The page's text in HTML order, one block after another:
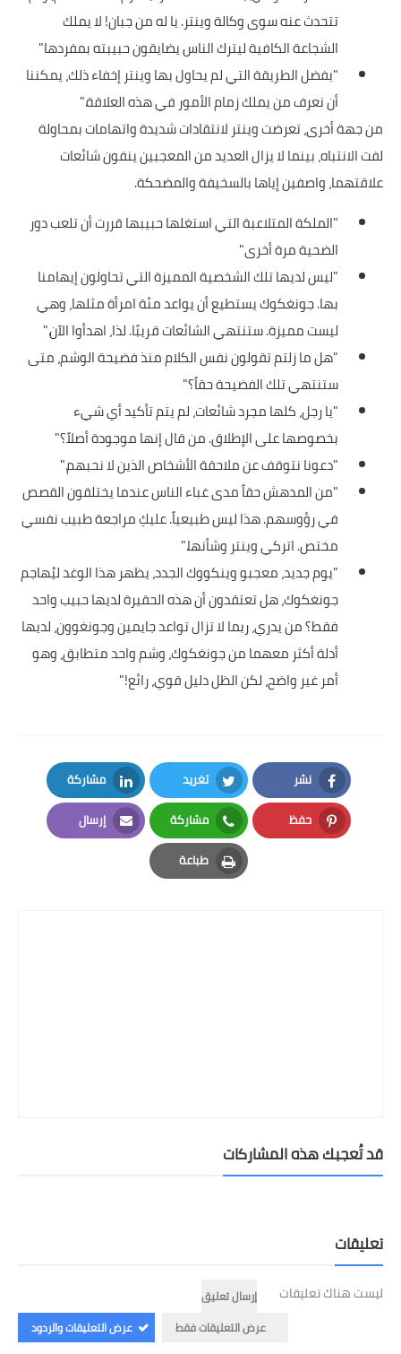
تتحدث عنه سوى وكالة وينتر. يا له من جبان! لا يملك
الشجاعة الكافية ليترك الناس يضايقون حبيبته بمفردها"
"بفضل الطريقة التي لم يحاول بها وينتر إخفاء ذلك، يمكننا
أن نعرف من يملك زمام الأمور في هذه العلاقة."
من جهة أخرى، تعرضت وينتر لانتقادات شديدة واتهامات بمحاولة
لفت الانتباه، بينما لا يزال العديد من المعجبين ينفون شائعات
علاقتهما، واصفين إياها بالسخيفة والمضحكة.
"الملكة المتلاعبة التي استغلها حبيبها قررت أن تلعب دور
الضحية مرة أخرى"
"ليس لديها تلك الشخصية المميزة التي تحاولون إيهامنا
بها. جونغكوك يستطيع أن يواعد مئة امرأة مثلها، وهي
ليست مميزة. ستنتهي الشائعات قريبًا. لذا، اهدأوا الآن."
"هل ما زلتم تقولون نفس الكلام منذ فضيحة الوشم، متى
ستنتهي تلك الفضيحة حقاً؟"
"يا رجل، كلها مجرد شائعات، لم يتم تأكيد أي شيء
بخصوصها على الإطلاق. من قال إنها موجودة أصلاً؟"
"دعونا نتوقف عن ملاحقة الأشخاص الذين لا نحبهم."
"من المدهش حقاً مدى غباء الناس عندما يختلقون القصص
في رؤوسهم. هذا ليس طبيعياً. عليكِ مراجعة طبيب نفسي
مختص. اتركي وينتر وشأنها."
"يوم جديد، معجبو وينكووك الجدد، يظهر هذا الوغد ليُهاجم
جونغكوك، هل تعتقدون أن هذه الحقيرة لديها حبيب واحد
فقط؟ من يدري، ربما لا تزال تواعد جايمين وجونغوون، لديها
أدلة أكثر معهما من جونغكوك، وشم واحد متطابق، وهو
أمر غير واضح، لكن الظل دليل قوي، رائع!"
نشر
Facebook
تغريد
Twitter
مشاركة
LinkedIn
حفظ
Pinterest
مشاركة
Whatsapp
إرسال
Email
طباعة
Print
قد تُعجبك هذه المشاركات
تعليقات
ليست هناك تعليقات
إرسال تعليق
عرض التعليقات فقط
عرض التعليقات والردود